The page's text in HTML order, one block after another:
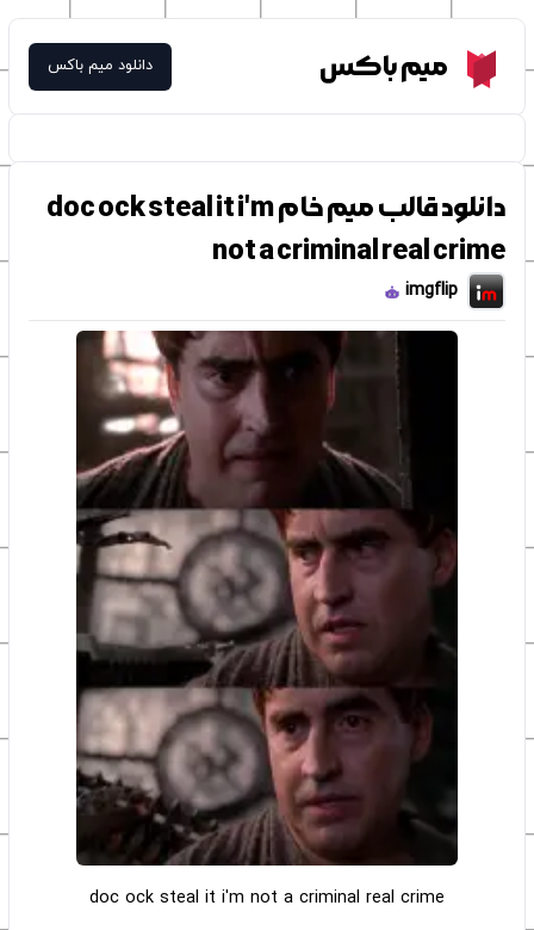
Meme Boxمیم باکس دانلود میم باکس
دانلود قالب میم خام doc ock steal it i'm
not a criminal real crime
imgflip
doc ock steal it i'm not a criminal real crime